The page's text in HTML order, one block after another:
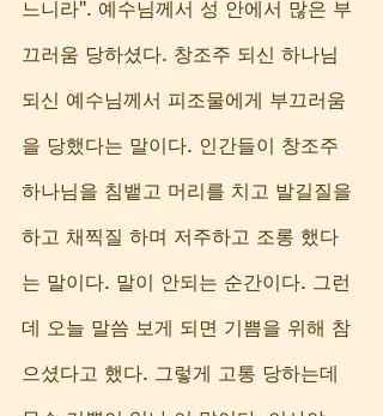
느니라". 예수님께서 성 안에서 많은 부
끄러움 당하셨다. 창조주 되신 하나님
되신 예수님께서 피조물에게 부끄러움
을 당했다는 말이다. 인간들이 창조주
하나님을 침뱉고 머리를 치고 발길질을
하고 채찍질 하며 저주하고 조롱 했다
는 말이다. 말이 안되는 순간이다. 그런
데 오늘 말씀 보게 되면 기쁨을 위해 참
으셨다고 했다. 그렇게 고통 당하는데